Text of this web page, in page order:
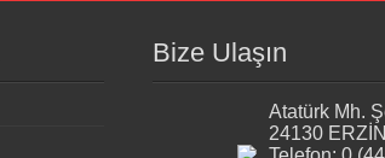
Bize Ulaşın
Atatürk Mh.
24130